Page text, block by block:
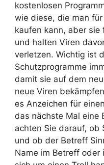
kostenlosen
wie diese, die man
kaufen kann, aber
und halten Viren
verletzen. Wichtig ist
Schutzprogramme
damit sie auf dem
neue Viren
es Anzeichen für
das nächste Mal eine
achten Sie darauf, ob
und ob der Betreff
Name im Betreff oder